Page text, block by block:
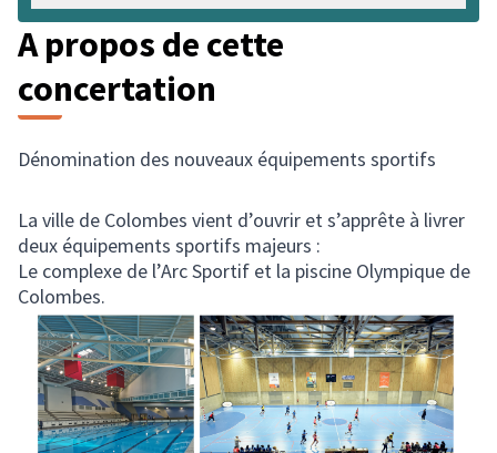
A propos de cette
concertation
Dénomination des nouveaux équipements sportifs
La ville de Colombes vient d’ouvrir et s’apprête à livrer
deux équipements sportifs majeurs :
Le complexe de l’Arc Sportif et la piscine Olympique de
Colombes.